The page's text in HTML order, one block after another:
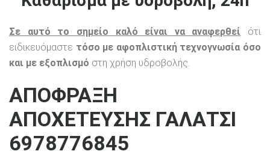
Σε αυτό το σημείο καλό είναι να αναφερθεί ότι
ειδικευόμαστε τόσο με αφοπλιστική τεχνογνωσία όσο
και με εξοπλισμό στη χρήση υδροβολής.
ΑΠΟΦΡΑΞΗ
ΑΠΟΧΕΤΕΥΣΗΣ ΓΑΛΑΤΣΙ
6978776845